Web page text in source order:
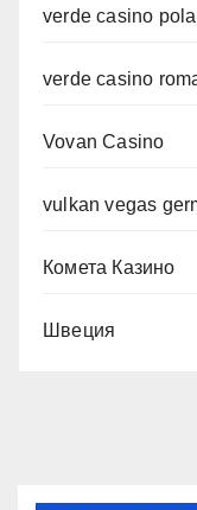
verde casino
verde casino
Vovan Casino
vulkan vegas
Комета Казино
Швеция